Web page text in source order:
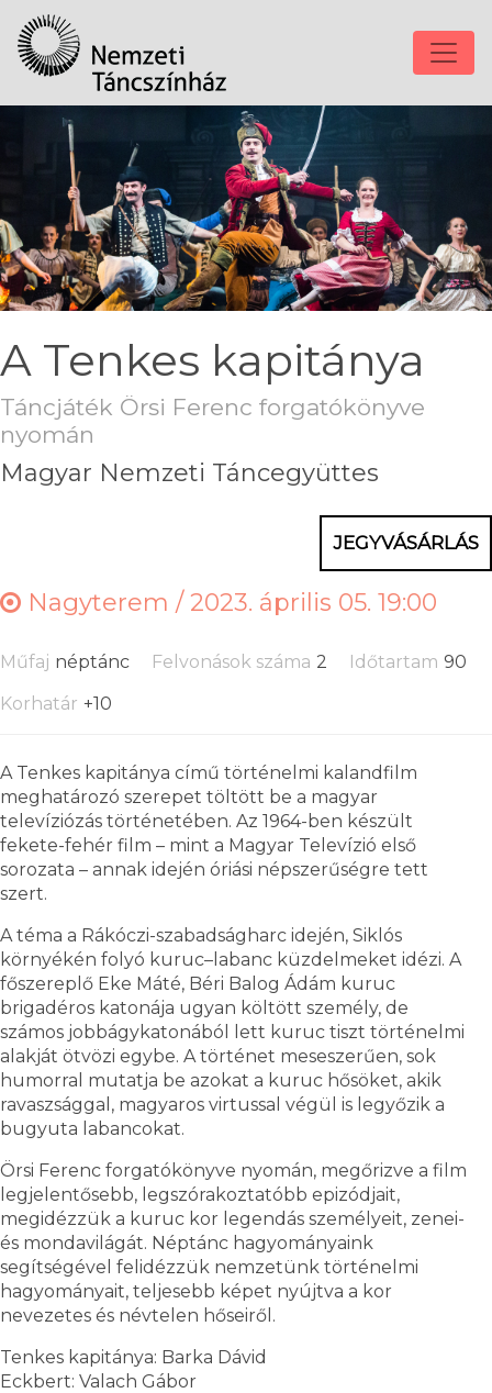
A Tenkes kapitánya
Táncjáték Örsi Ferenc forgatókönyve
nyomán
Magyar Nemzeti Táncegyüttes
JEGYVÁSÁRLÁS
Nagyterem /2023. április 05. 19:00
Műfaj néptánc Felvonások száma 2 Időtartam 90
Korhatár +10
A Tenkes kapitánya című történelmi kalandfilm
meghatározó szerepet töltött be a magyar
televíziózás történetében. Az 1964-ben készült
fekete-fehér film – mint a Magyar Televízió első
sorozata – annak idején óriási népszerűségre tett
szert.
A téma a Rákóczi-szabadságharc idején, Siklós
környékén folyó kuruc–labanc küzdelmeket idézi. A
főszereplő Eke Máté, Béri Balog Ádám kuruc
brigadéros katonája ugyan költött személy, de
számos jobbágykatonából lett kuruc tiszt történelmi
alakját ötvözi egybe. A történet meseszerűen, sok
humorral mutatja be azokat a kuruc hősöket, akik
ravaszsággal, magyaros virtussal végül is legyőzik a
bugyuta labancokat.
Örsi Ferenc forgatókönyve nyomán, megőrizve a film
legjelentősebb, legszórakoztatóbb epizódjait,
megidézzük a kuruc kor legendás személyeit, zenei-
és mondavilágát. Néptánc hagyományaink
segítségével felidézzük nemzetünk történelmi
hagyományait, teljesebb képet nyújtva a kor
nevezetes és névtelen hőseiről.
Tenkes kapitánya: Barka Dávid
Eckbert: Valach Gábor